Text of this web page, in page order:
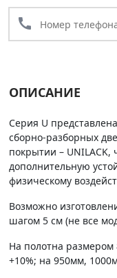
call
ОПИСАНИЕ
Серия U
сборно-разборных
покрытии –
дополнительную
физическому
Возможно
шагом 5 см (не все
На полотна
+10%; на 950мм,